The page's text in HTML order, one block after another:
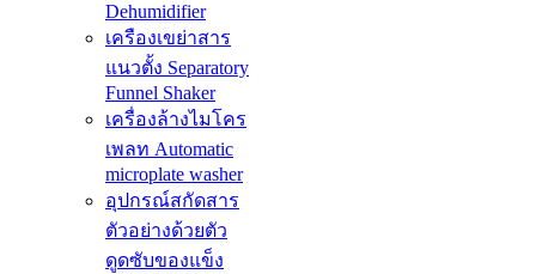
Dehumidifier
เครืองเขย่าสาร
แนวตั้ง Separatory
Funnel Shaker
เครื่องล้างไมโคร
เพลท Automatic
microplate washer
อุปกรณ์สกัดสาร
ตัวอย่างด้วยตัว
ดูดซับของแข็ง